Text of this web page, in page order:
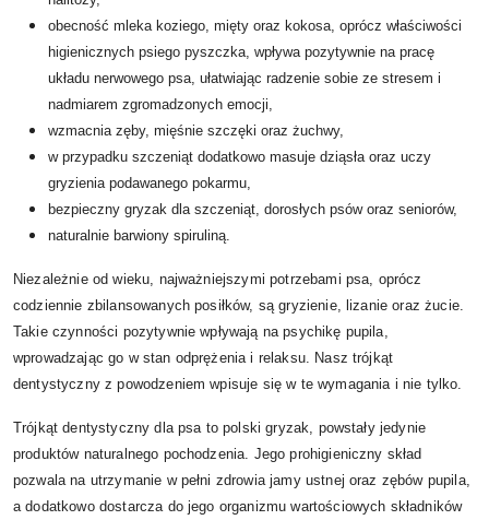
obecność mleka koziego, mięty oraz kokosa, oprócz właściwości
higienicznych psiego pyszczka, wpływa pozytywnie na pracę
układu nerwowego psa, ułatwiając radzenie sobie ze stresem i
nadmiarem zgromadzonych emocji,
wzmacnia zęby, mięśnie szczęki oraz żuchwy,
w przypadku szczeniąt dodatkowo masuje dziąsła oraz uczy
gryzienia podawanego pokarmu,
bezpieczny gryzak dla szczeniąt, dorosłych psów oraz seniorów,
naturalnie barwiony spiruliną.
Niezależnie od wieku, najważniejszymi potrzebami psa, oprócz
codziennie zbilansowanych posiłków, są gryzienie, lizanie oraz żucie.
Takie czynności pozytywnie wpływają na psychikę pupila,
wprowadzając go w stan odprężenia i relaksu. Nasz trójkąt
dentystyczny z powodzeniem wpisuje się w te wymagania i nie tylko.
Trójkąt dentystyczny dla psa to polski gryzak, powstały jedynie
produktów naturalnego pochodzenia. Jego prohigieniczny skład
pozwala na utrzymanie w pełni zdrowia jamy ustnej oraz zębów pupila,
a dodatkowo dostarcza do jego organizmu wartościowych składników